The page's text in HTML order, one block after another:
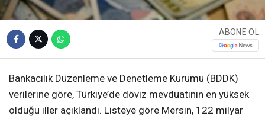
ABONE OL
Bankacılık Düzenleme ve Denetleme Kurumu (BDDK)
verilerine göre, Türkiye’de döviz mevduatının en yüksek
olduğu iller açıklandı. Listeye göre Mersin, 122 milyar